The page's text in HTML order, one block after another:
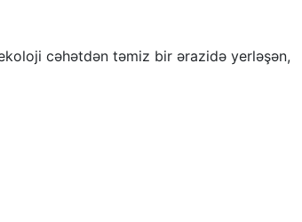
cəhətdən təmiz bir ərazidə yerləşən,